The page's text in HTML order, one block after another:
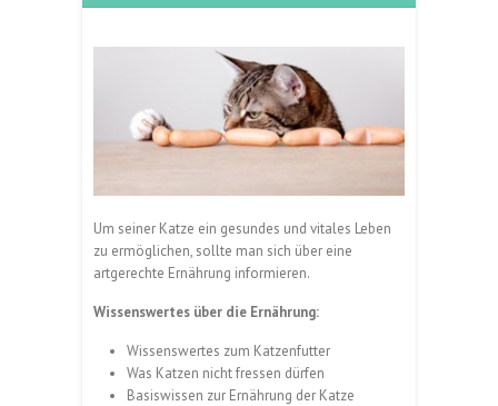
Um seiner Katze ein gesundes und vitales Leben
zu ermöglichen, sollte man sich über eine
artgerechte Ernährung informieren.
Wissenswertes über die Ernährung:
Wissenswertes zum Katzenfutter
Was Katzen nicht fressen dürfen
Basiswissen zur Ernährung der Katze